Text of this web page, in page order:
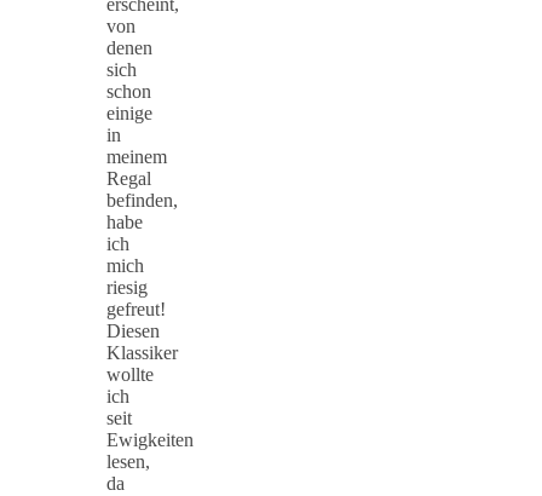
von
denen
sich
schon
einige
in
meinem
Regal
befinden,
habe
ich
mich
riesig
gefreut!
Diesen
Klassiker
wollte
ich
seit
Ewigkeiten
lesen,
da